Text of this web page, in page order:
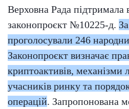
Верховна Рада підтримала
законопроєкт №10225-д.
проголосували 246
Законопроєкт визначає
криптоактивів, механізми
учасників ринку та
операцій. Запропонована